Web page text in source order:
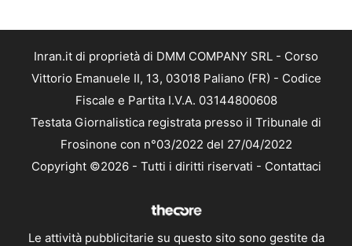
Inran.it di proprietà di DMM COMPANY SRL - Corso
Vittorio Emanuele II, 13, 03018 Paliano (FR) - Codice
Fiscale e Partita I.V.A. 03144800608
Testata Giornalistica registrata presso il Tribunale di
Frosinone con n°03/2022 del 27/04/2022
Copyright ©2026 - Tutti i diritti riservati - Contattaci
Le attività pubblicitarie su questo sito sono gestite da